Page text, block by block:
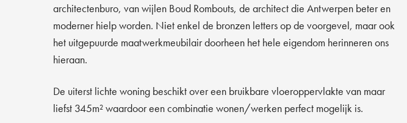
architectenburo, van wijlen Boud Rombouts, de architect die Antwerpen beter en
moderner hielp worden. Niet enkel de bronzen letters op de voorgevel, maar ook
het uitgepuurde maatwerkmeubilair doorheen het hele eigendom herinneren ons
hieraan.
De uiterst lichte woning beschikt over een bruikbare vloeroppervlakte van maar
liefst 345m² waardoor een combinatie wonen/werken perfect mogelijk is.